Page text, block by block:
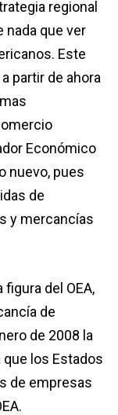
regional
nada que ver
Este
partir de ahora
Económico
nuevo, pues
de
y mercancías
figura del OEA,
de
de 2008 la
que los Estados
de empresas